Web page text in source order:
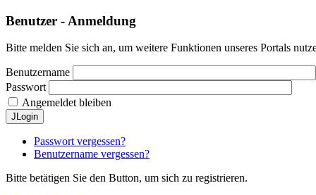
Benutzer - Anmeldung
Bitte melden Sie sich an, um weitere Funktionen unseres Portals
Benutzername
Passwort
Angemeldet bleiben
JLogin
Passwort vergessen?
Benutzername vergessen?
Bitte betätigen Sie den Button, um sich zu registrieren.